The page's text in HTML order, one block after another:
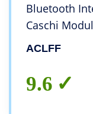
Bluetooth
Caschi
Visiera
ACLFF
9.6